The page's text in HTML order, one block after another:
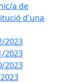
a de
d'una
2023
2023
2023